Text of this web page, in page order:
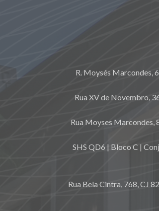
R. Moysés Marcondes,
Rua XV de Novembro,
Rua Moyses Marcondes,
SHS QD6 | Bloco C |
Rua Bela Cintra, 768, CJ